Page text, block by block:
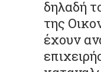
δηλαδή
της
έχουν